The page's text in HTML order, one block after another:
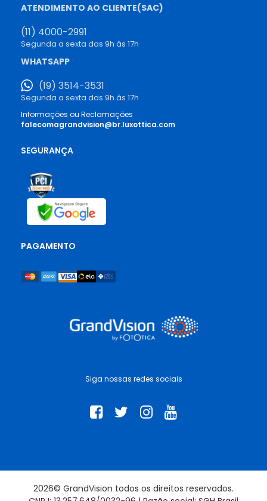
Siga nossas redes sociais
ATENDIMENTO AO CLIENTE(SAC)
(11) 4000-2991
Segunda a sexta das 9h às 17h
WHATSAPP
(19) 3514-3531
Segunda a sexta das 9h às 17h
Informações ou Reclamações
falecomagrandvision@br.luxottica.com
SEGURANÇA
PAGAMENTO
2026© GrandVision todos os direitos reservados.